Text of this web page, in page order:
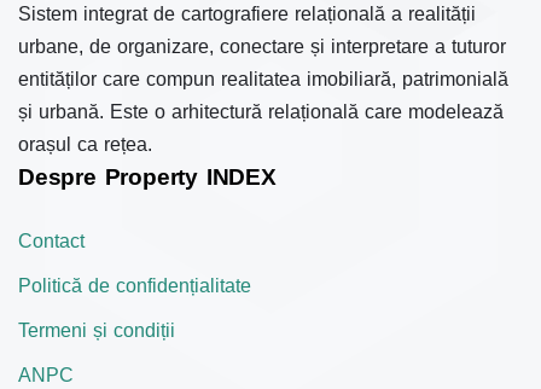
Sistem integrat de cartografiere relațională a realității
urbane, de organizare, conectare și interpretare a tuturor
entităților care compun realitatea imobiliară, patrimonială
și urbană. Este o arhitectură relațională care modelează
orașul ca rețea.
Despre Property INDEX
Contact
Politică de confidențialitate
Termeni și condiții
ANPC